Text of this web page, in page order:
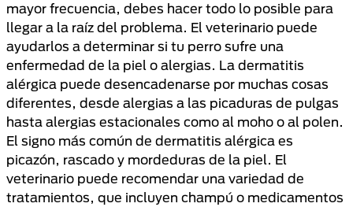
mayor frecuencia, debes hacer todo lo posible para
llegar a la raíz del problema. El veterinario puede
ayudarlos a determinar si tu perro sufre una
enfermedad de la piel o alergias. La dermatitis
alérgica puede desencadenarse por muchas cosas
diferentes, desde alergias a las picaduras de pulgas
hasta alergias estacionales como al moho o al polen.
El signo más común de dermatitis alérgica es
picazón, rascado y mordeduras de la piel. El
veterinario puede recomendar una variedad de
tratamientos, que incluyen champú o medicamentos